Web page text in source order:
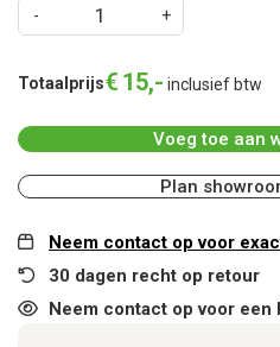
Totaalprijs€ 15,- inclusief btw
Voeg toe aan
Plan
Neem contact op voor
30 dagen recht op retour
Neem contact op voor